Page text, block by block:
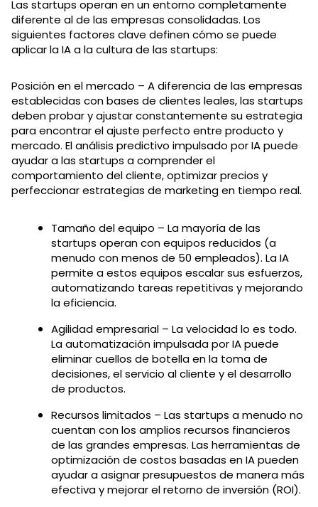
Las startups operan en un entorno completamente
diferente al de las empresas consolidadas. Los
siguientes factores clave definen cómo se puede
aplicar la IA a la cultura de las startups:
Posición en el mercado – A diferencia de las empresas
establecidas con bases de clientes leales, las startups
deben probar y ajustar constantemente su estrategia
para encontrar el ajuste perfecto entre producto y
mercado. El análisis predictivo impulsado por IA puede
ayudar a las startups a comprender el
comportamiento del cliente, optimizar precios y
perfeccionar estrategias de marketing en tiempo real.
Tamaño del equipo – La mayoría de las
startups operan con equipos reducidos (a
menudo con menos de 50 empleados). La IA
permite a estos equipos escalar sus esfuerzos,
automatizando tareas repetitivas y mejorando
la eficiencia.
Agilidad empresarial – La velocidad lo es todo.
La automatización impulsada por IA puede
eliminar cuellos de botella en la toma de
decisiones, el servicio al cliente y el desarrollo
de productos.
Recursos limitados – Las startups a menudo no
cuentan con los amplios recursos financieros
de las grandes empresas. Las herramientas de
optimización de costos basadas en IA pueden
ayudar a asignar presupuestos de manera más
efectiva y mejorar el retorno de inversión (ROI).